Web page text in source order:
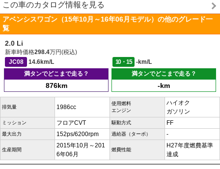
この車のカタログ情報を見る
アベンシスワゴン（15年10月～16年06月モデル）の他のグレード一
覧
2.0 Li
新車時価格298.4万円(税込)
JC08
14.6km/L 10・15
-km/L
満タンでどこまで走る？
876km
満タンでどこまで走る？
-km
排気量 1986cc
使用燃料
エンジン
ハイオク
ガソリン
ミッション フロアCVT 駆動方式 FF
最大出力 152ps/6200rpm 過給器（ターボ） -
生産期間
2015年10月～201
6年06月
燃費性能
H27年度燃費基準
達成